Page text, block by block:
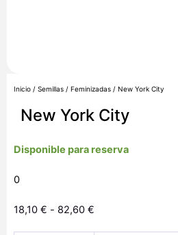
Inicio / Semillas / Feminizadas / New York City
New York City
Disponible para reserva
0
18,10 € - 82,60 €